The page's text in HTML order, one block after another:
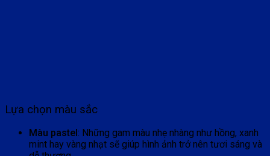
Lựa chọn màu sắc
Màu pastel : Những gam màu nhẹ nhàng như hồng, xanh
mint hay vàng nhạt sẽ giúp hình ảnh trở nên tươi sáng và